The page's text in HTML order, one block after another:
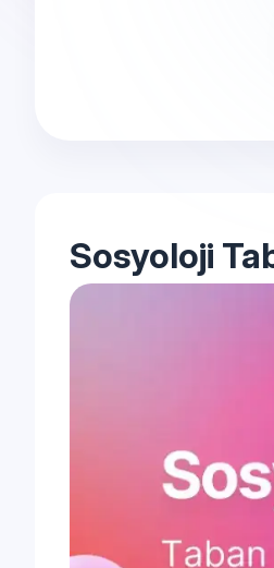
Sosyoloji